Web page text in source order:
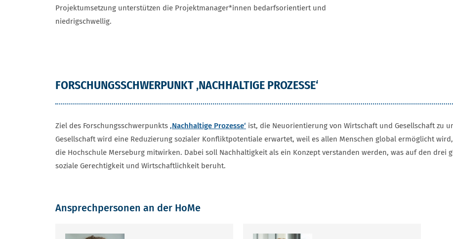
Projektumsetzung unterstützen die Projektmanager*innen bedarfsorientiert und
niedrigschwellig.
FORSCHUNGSSCHWERPUNKT ‚NACHHALTIGE PROZESSE‘
Ziel des Forschungsschwerpunkts ‚Nachhaltige Prozesse‘ ist, die Neuorientierung von Wirtschaft und Gesellschaft zu
Gesellschaft wird eine Reduzierung sozialer Konfliktpotentiale erwartet, weil es allen Menschen global ermöglicht
die Hochschule Merseburg mitwirken. Dabei soll Nachhaltigkeit als ein Konzept verstanden werden, was auf den drei
soziale Gerechtigkeit und Wirtschaftlichkeit beruht.
Ansprechpersonen an der HoMe
KONTAKTE